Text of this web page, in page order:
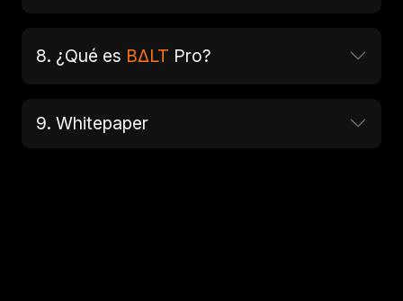
8. ¿Qué es BΔLT Pro?
9. Whitepaper